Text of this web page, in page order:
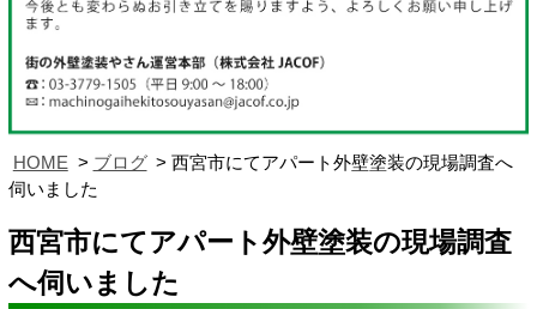
HOME ブログ
西宮市にてアパート外壁塗装の現場調査へ
伺いました
西宮市にてアパート外壁塗装の現場調査
へ伺いました